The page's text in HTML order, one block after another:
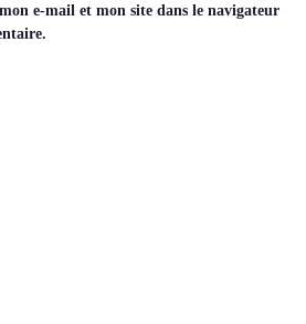
e-mail et mon site dans le navigateur